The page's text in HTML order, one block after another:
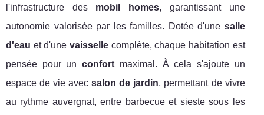
l'infrastructure des mobil homes, garantissant une
autonomie valorisée par les familles. Dotée d'une salle
d'eau et d'une vaissellecomplète, chaque habitation est
pensée pour unconfort maximal. À cela s'ajoute un
espace de vie avecsalon de jardin, permettant de vivre
au rythme auvergnat, entre barbecue et sieste sous les